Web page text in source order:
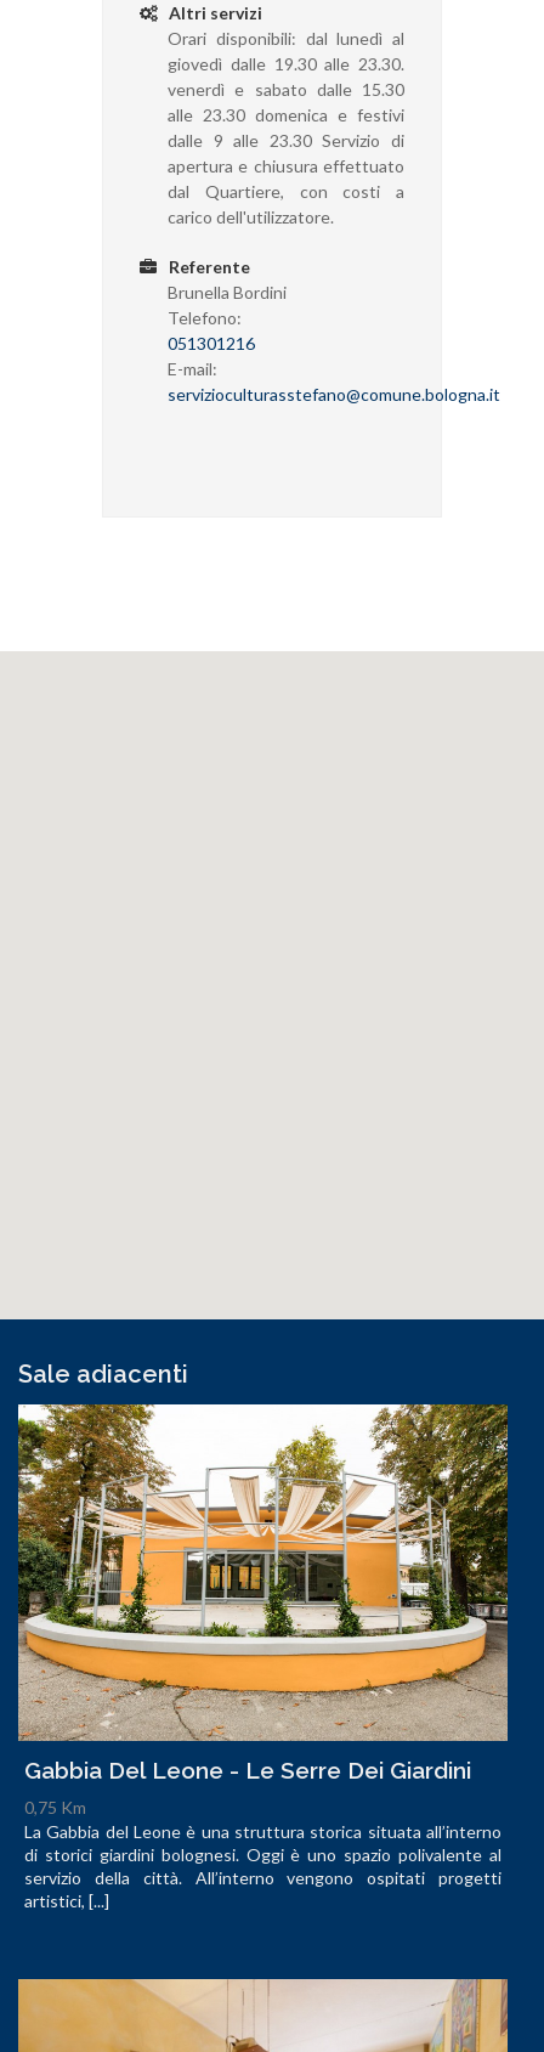
Altri servizi
Orari disponibili: dal lunedì al
giovedì dalle 19.30 alle 23.30.
venerdì e sabato dalle 15.30
alle 23.30 domenica e festivi
dalle 9 alle 23.30 Servizio di
apertura e chiusura effettuato
dal Quartiere, con costi a
carico dell'utilizzatore.
Referente
Brunella Bordini
Telefono:
051301216
E-mail:
servizioculturasstefano@comune.bologna.it
Sale adiacenti
Gabbia Del Leone - Le Serre Dei Giardini
0,75 Km
La Gabbia del Leone è una struttura storica situata all’interno
di storici giardini bolognesi. Oggi è uno spazio polivalente al
servizio della città. All’interno vengono ospitati progetti
artistici, [...]